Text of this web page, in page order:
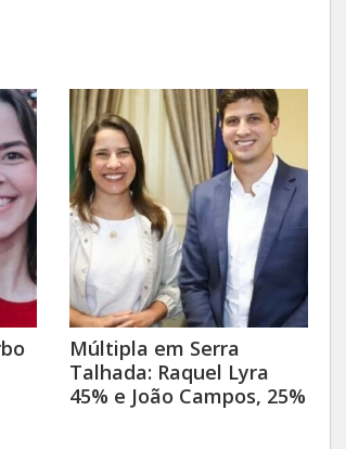
Múltipla em Serra
Talhada: Raquel Lyra
45% e João Campos, 25%